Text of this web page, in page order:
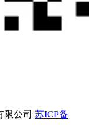
限公司 苏ICP备